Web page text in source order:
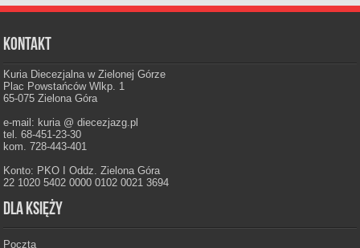
Kontakt
Kuria Diecezjalna w Zielonej Górze
Plac Powstańców Wlkp. 1
65-075 Zielona Góra
e-mail: kuria @ diecezjazg.pl
tel. 68-451-23-30
kom. 728-443-401
Konto: PKO I Oddz. Zielona Góra
22 1020 5402 0000 0102 0021 3694
Dla księży
Poczta